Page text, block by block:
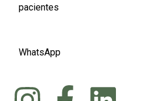
pacientes
WhatsApp